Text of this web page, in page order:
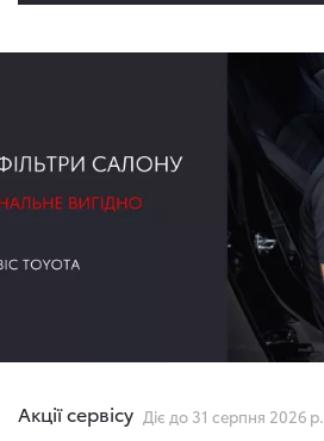
Акції сервісу Діє до 31 серпня 2026 р.